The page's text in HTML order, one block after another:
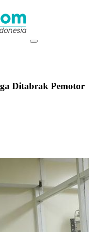
Ditabrak Pemotor